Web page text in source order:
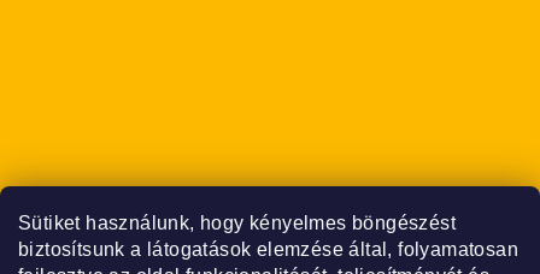
Sütiket használunk, hogy kényelmes böngészést
biztosítsunk a látogatások elemzése által, folyamatosan